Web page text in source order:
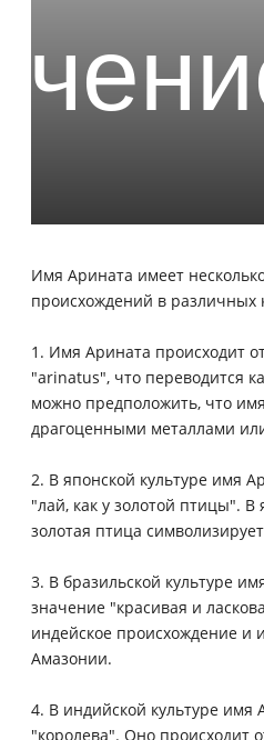
Имя Арината имеет
происхождений в различных
1. Имя Арината происходит
"arinatus", что переводится
можно предположить, что
драгоценными металлами
2. В японской культуре имя
"лай, как у золотой птицы".
золотая птица
3. В бразильской культуре
значение "красивая и
индейское происхождение и
Амазонии.
4. В индийской культуре имя
"королева". Оно происходит